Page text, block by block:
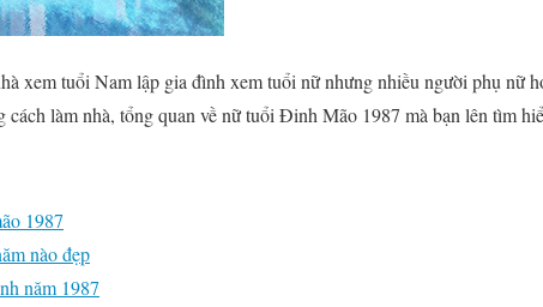
xem tuổi Nam lập gia đình xem tuổi nữ nhưng nhiều người phụ nữ
cách làm nhà, tổng quan về nữ tuổi Đinh Mão 1987 mà bạn lên tìm
1987
nào đẹp
năm 1987